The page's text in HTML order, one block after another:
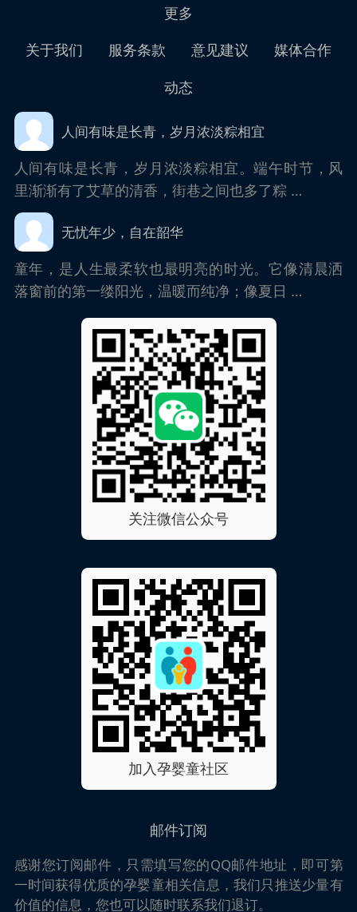
更多
关于我们
服务条款 意见建议
媒体合作
动态
人间有味是长青，岁月浓淡粽相宜
人间有味是长青，岁月浓淡粽相宜。端午时节，风
里渐渐有了艾草的清香，街巷之间也多了粽 …
无忧年少，自在韶华
童年，是人生最柔软也最明亮的时光。它像清晨洒
落窗前的第一缕阳光，温暖而纯净；像夏日 …
关注微信公众号
加入孕婴童社区
邮件订阅
感谢您订阅邮件，只需填写您的QQ邮件地址，即可第
一时间获得优质的孕婴童相关信息，我们只推送少量有
价值的信息，您也可以随时联系我们退订。